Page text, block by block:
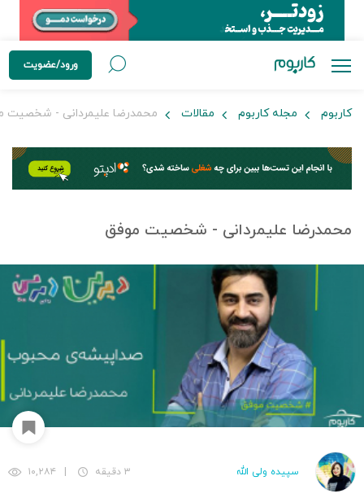
ورود/عضویت
کاربوم مجله کاربوم مقالات محمدرضا علیمردانی - شخصیت
محمدرضا علیمردانی - شخصیت موفق
سپیده ولی الله ۳ دقیقه ۱۰,۲۸۴